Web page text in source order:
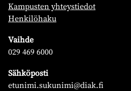
Kampusten yhteystiedot
Henkilöhaku
Vaihde
029 469 6000
Sähköposti
etunimi.sukunimi@diak.fi